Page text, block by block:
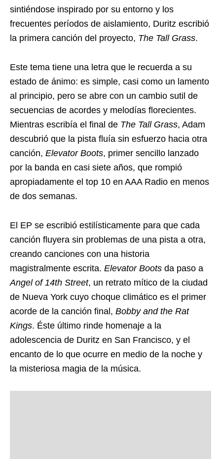
sintiéndose inspirado por su entorno y los
frecuentes períodos de aislamiento, Duritz escribió
la primera canción del proyecto, The Tall Grass.
Este tema tiene una letra que le recuerda a su
estado de ánimo: es simple, casi como un lamento
al principio, pero se abre con un cambio sutil de
secuencias de acordes y melodías florecientes.
Mientras escribía el final de The Tall Grass, Adam
descubrió que la pista fluía sin esfuerzo hacia otra
canción, Elevator Boots, primer sencillo lanzado
por la banda en casi siete años, que rompió
apropiadamente el top 10 en AAA Radio en menos
de dos semanas.
El EP se escribió estilísticamente para que cada
canción fluyera sin problemas de una pista a otra,
creando canciones con una historia
magistralmente escrita. Elevator Boots da paso a
Angel of 14th Street, un retrato mítico de la ciudad
de Nueva York cuyo choque climático es el primer
acorde de la canción final, Bobby and the Rat
Kings. Éste último rinde homenaje a la
adolescencia de Duritz en San Francisco, y el
encanto de lo que ocurre en medio de la noche y
la misteriosa magia de la música.